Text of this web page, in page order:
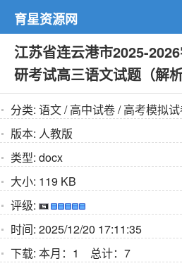
育星资源网
江苏省连云港市2025-
研考试高三语文试题（解析
分类: 语文/高中试卷/高考模拟
版本: 人教版
类型: docx
大小: 119 KB
评级:
时间: 2025/12/20 17:11:35
下载: 本月：1 总计：7